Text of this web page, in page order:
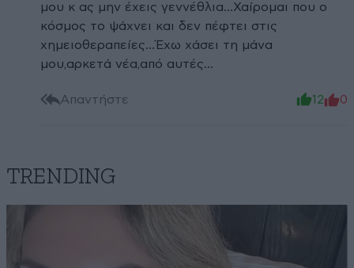
μου κ ας μην έχεις γεννέθλια...Χαίρομαι που ο
κόσμος το ψάχνει και δεν πέφτει στις
χημειοθεραπείες...Έχω χάσει τη μάνα
μου,αρκετά νέα,από αυτές...
Απαντήστε 12 0
TRENDING